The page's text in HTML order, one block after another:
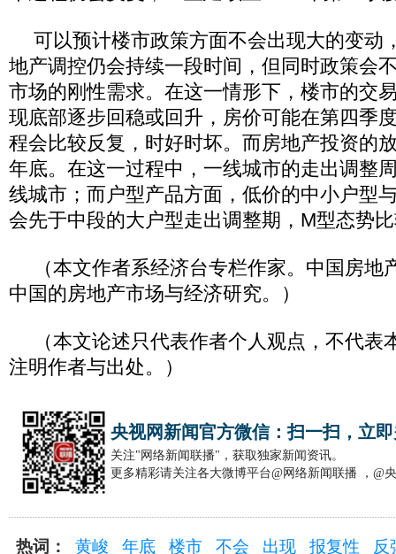
可以预计楼市政策方面不会出现大的变动
地产调控仍会持续一段时间，但同时政策会
市场的刚性需求。在这一情形下，楼市的交
现底部逐步回稳或回升，房价可能在第四季
程会比较反复，时好时坏。而房地产投资的
年底。在这一过程中，一线城市的走出调整
线城市；而户型产品方面，低价的中小户型
会先于中段的大户型走出调整期，M型态势
（本文作者系经济台专栏作家。中国房地
中国的房地产市场与经济研究。）
（本文论述只代表作者个人观点，不代表
注明作者与出处。）
央视网新闻官方微信：扫一扫，立
关注"网络新闻联播"，获取独家新闻资讯。
更多精彩请关注各大微博平台@网络新闻联播 ，@
热词： 黄峻 年底 楼市 不会 出现 报复性 反